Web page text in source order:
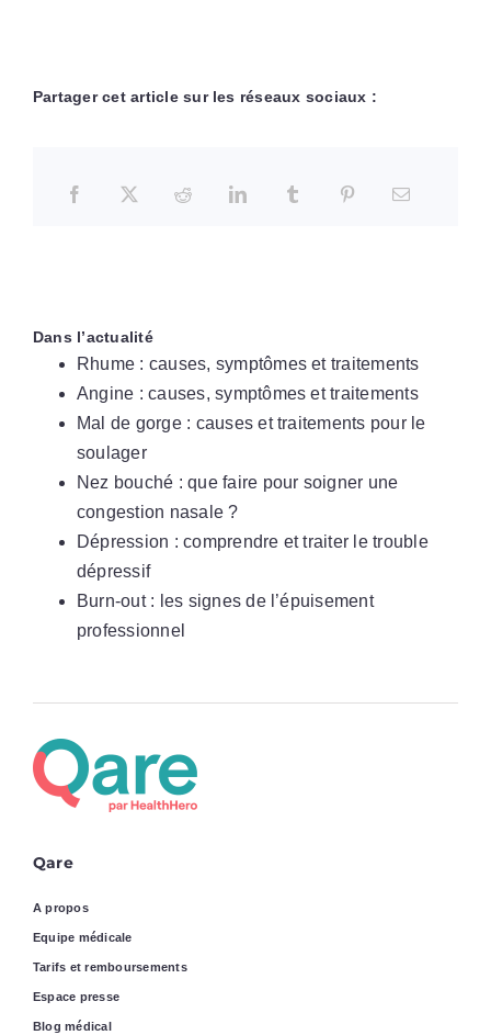
Partager cet article sur les réseaux sociaux :
Dans l’actualité
Rhume : causes, symptômes et traitements
Angine : causes, symptômes et traitements
Mal de gorge : causes et traitements pour le
soulager
Nez bouché : que faire pour soigner une
congestion nasale ?
Dépression : comprendre et traiter le trouble
dépressif
Burn-out : les signes de l’épuisement
professionnel
Qare
A propos
Equipe médicale
Tarifs et remboursements
Espace presse
Blog médical